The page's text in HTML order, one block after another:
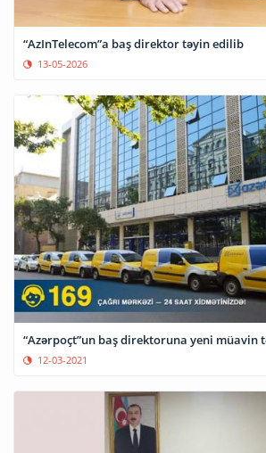
“AzInTelecom”a baş direktor təyin edilib
13-05-2026
“Azərpoçt”un baş direktoruna yeni müavin
12-03-2021